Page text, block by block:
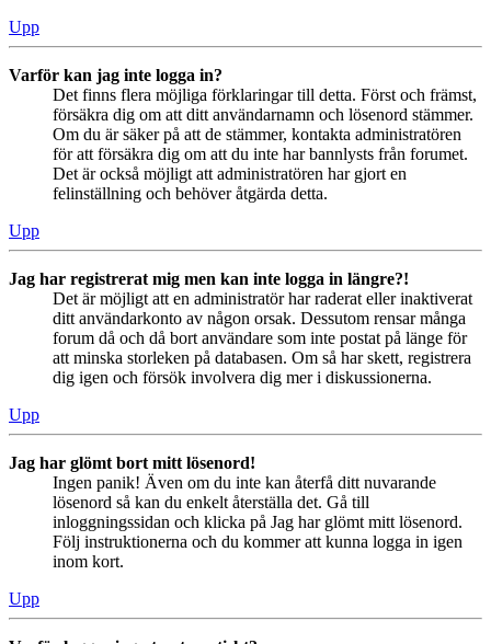
Upp
Varför kan jag inte logga in?
Det finns flera möjliga förklaringar till detta. Först och främst,
försäkra dig om att ditt användarnamn och lösenord stämmer.
Om du är säker på att de stämmer, kontakta administratören
för att försäkra dig om att du inte har bannlysts från forumet.
Det är också möjligt att administratören har gjort en
felinställning och behöver åtgärda detta.
Upp
Jag har registrerat mig men kan inte logga in längre?!
Det är möjligt att en administratör har raderat eller inaktiverat
ditt användarkonto av någon orsak. Dessutom rensar många
forum då och då bort användare som inte postat på länge för
att minska storleken på databasen. Om så har skett, registrera
dig igen och försök involvera dig mer i diskussionerna.
Upp
Jag har glömt bort mitt lösenord!
Ingen panik! Även om du inte kan återfå ditt nuvarande
lösenord så kan du enkelt återställa det. Gå till
inloggningssidan och klicka på Jag har glömt mitt lösenord.
Följ instruktionerna och du kommer att kunna logga in igen
inom kort.
Upp